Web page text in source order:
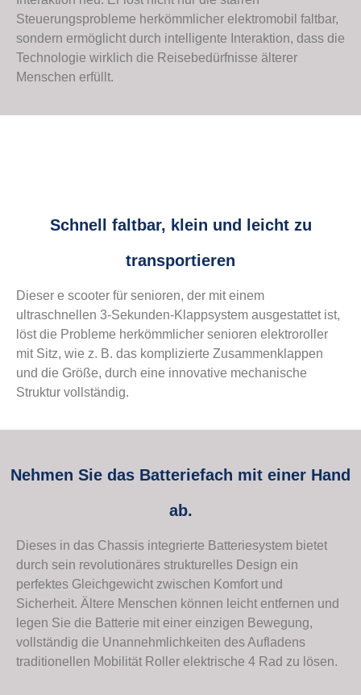
Steuerungsprobleme herkömmlicher elektromobil faltbar,
sondern ermöglicht durch intelligente Interaktion, dass die
Technologie wirklich die Reisebedürfnisse älterer
Menschen erfüllt.
Schnell faltbar, klein und leicht zu
transportieren
Dieser e scooter für senioren, der mit einem
ultraschnellen 3-Sekunden-Klappsystem ausgestattet ist,
löst die Probleme herkömmlicher senioren elektroroller
mit Sitz, wie z. B. das komplizierte Zusammenklappen
und die Größe, durch eine innovative mechanische
Struktur vollständig.
Nehmen Sie das Batteriefach mit einer Hand
ab.
Dieses in das Chassis integrierte Batteriesystem bietet
durch sein revolutionäres strukturelles Design ein
perfektes Gleichgewicht zwischen Komfort und
Sicherheit. Ältere Menschen können leicht entfernen und
legen Sie die Batterie mit einer einzigen Bewegung,
vollständig die Unannehmlichkeiten des Aufladens
traditionellen Mobilität Roller elektrische 4 Rad zu lösen.